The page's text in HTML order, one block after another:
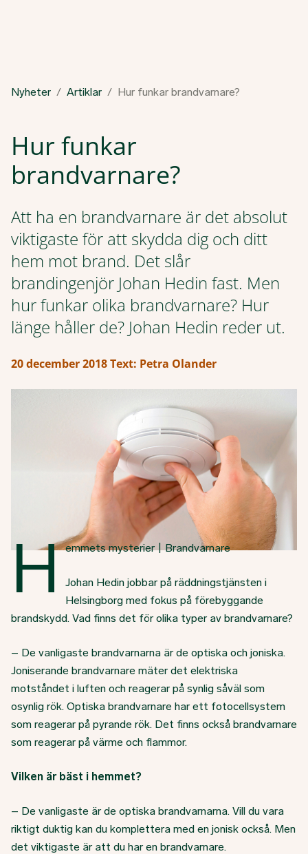
Nyheter Artiklar Hur funkar brandvarnare?
Hur funkar
brandvarnare?
Att ha en brandvarnare är det absolut
viktigaste för att skydda dig och ditt
hem mot brand. Det slår
brandingenjör Johan Hedin fast. Men
hur funkar olika brandvarnare? Hur
länge håller de? Johan Hedin reder ut.
20 december 2018Text: Petra Olander
H emmets mysterier | Brandvarnare
Johan Hedin jobbar på räddningstjänsten i
Helsingborg med fokus på förebyggande
brandskydd. Vad finns det för olika typer av brandvarnare?
– De vanligaste brandvarnarna är de optiska och joniska.
Joniserande brandvarnare mäter det elektriska
motståndet i luften och reagerar på synlig såväl som
osynlig rök. Optiska brandvarnare har ett fotocellsystem
som reagerar på pyrande rök. Det finns också brandvarnare
som reagerar på värme och flammor.
Vilken är bäst i hemmet?
– De vanligaste är de optiska brandvarnarna. Vill du vara
riktigt duktig kan du komplettera med en jonisk också. Men
det viktigaste är att du har en brandvarnare.